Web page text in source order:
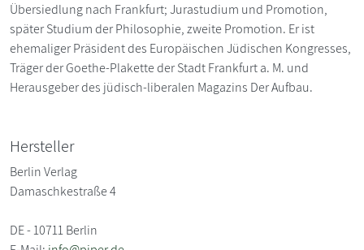
Übersiedlung nach Frankfurt; Jurastudium und Promotion,
später Studium der Philosophie, zweite Promotion. Er ist
ehemaliger Präsident des Europäischen Jüdischen Kongresses,
Träger der Goethe-Plakette der Stadt Frankfurt a. M. und
Herausgeber des jüdisch-liberalen Magazins Der Aufbau.
Hersteller
Berlin Verlag
Damaschkestraße 4
DE - 10711 Berlin